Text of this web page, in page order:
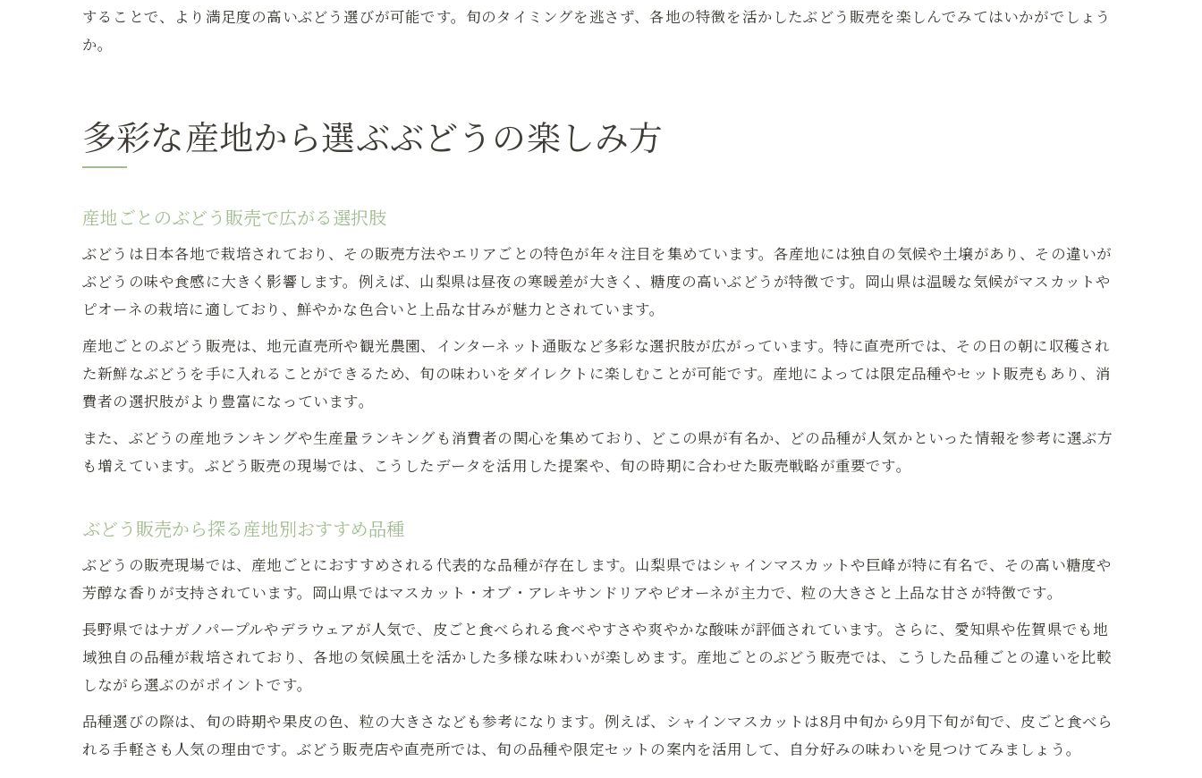
することで、より満足度の高いぶどう選びが可能です。旬のタイミングを逃さず、各地の特徴を活かしたぶどう販売を楽しんでみてはいかがでしょう
か。
多彩な産地から選ぶぶどうの楽しみ方
産地ごとのぶどう販売で広がる選択肢
ぶどうは日本各地で栽培されており、その販売方法やエリアごとの特色が年々注目を集めています。各産地には独自の気候や土壌があり、その違いが
ぶどうの味や食感に大きく影響します。例えば、山梨県は昼夜の寒暖差が大きく、糖度の高いぶどうが特徴です。岡山県は温暖な気候がマスカットや
ピオーネの栽培に適しており、鮮やかな色合いと上品な甘みが魅力とされています。
産地ごとのぶどう販売は、地元直売所や観光農園、インターネット通販など多彩な選択肢が広がっています。特に直売所では、その日の朝に収穫され
た新鮮なぶどうを手に入れることができるため、旬の味わいをダイレクトに楽しむことが可能です。産地によっては限定品種やセット販売もあり、消
費者の選択肢がより豊富になっています。
また、ぶどうの産地ランキングや生産量ランキングも消費者の関心を集めており、どこの県が有名か、どの品種が人気かといった情報を参考に選ぶ方
も増えています。ぶどう販売の現場では、こうしたデータを活用した提案や、旬の時期に合わせた販売戦略が重要です。
ぶどう販売から探る産地別おすすめ品種
ぶどうの販売現場では、産地ごとにおすすめされる代表的な品種が存在します。山梨県ではシャインマスカットや巨峰が特に有名で、その高い糖度や
芳醇な香りが支持されています。岡山県ではマスカット・オブ・アレキサンドリアやピオーネが主力で、粒の大きさと上品な甘さが特徴です。
長野県ではナガノパープルやデラウェアが人気で、皮ごと食べられる食べやすさや爽やかな酸味が評価されています。さらに、愛知県や佐賀県でも地
域独自の品種が栽培されており、各地の気候風土を活かした多様な味わいが楽しめます。産地ごとのぶどう販売では、こうした品種ごとの違いを比較
しながら選ぶのがポイントです。
品種選びの際は、旬の時期や果皮の色、粒の大きさなども参考になります。例えば、シャインマスカットは8月中旬から9月下旬が旬で、皮ごと食べら
れる手軽さも人気の理由です。ぶどう販売店や直売所では、旬の品種や限定セットの案内を活用して、自分好みの味わいを見つけてみましょう。